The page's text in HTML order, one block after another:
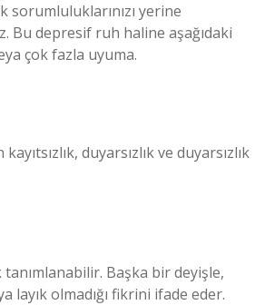
yerine
Bu depresif ruh haline aşağıdaki
çok fazla uyuma.
duyarsızlık ve duyarsızlık
Başka bir deyişle,
olmadığı fikrini ifade eder.